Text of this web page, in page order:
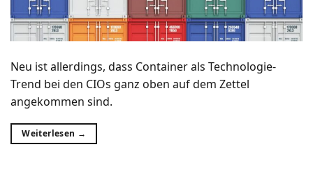
Neu ist allerdings, dass Container als Technologie-
Trend bei den CIOs ganz oben auf dem Zettel
angekommen sind.
Weiterlesen →